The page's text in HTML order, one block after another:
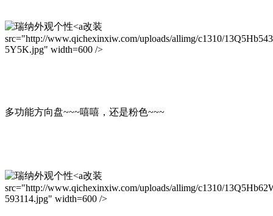
改装
src="http://www.qichexinxiw.com/uploads/allimg/c1310/
5Y5K.jpg" width=600 />
多功能方向盘~~~嘻嘻，还是粉色~~~
改装
src="http://www.qichexinxiw.com/uploads/allimg/c1310/
593114.jpg" width=600 />